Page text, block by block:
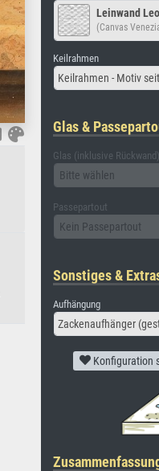
Leinwand
(Canvas
Keilrahmen
Keilrahmen - Motiv
Glas &
Glas (inklusive Rückwand)
Bitte wählen
Passepartout
Kein Passepartout
Sonstiges &
Aufhängung
Zackenaufhänger
Konfiguration